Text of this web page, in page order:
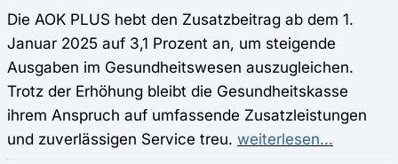
Die AOK PLUS hebt den Zusatzbeitrag ab dem 1.
Januar 2025 auf 3,1 Prozent an, um steigende
Ausgaben im Gesundheitswesen auszugleichen.
Trotz der Erhöhung bleibt die Gesundheitskasse
ihrem Anspruch auf umfassende Zusatzleistungen
und zuverlässigen Service treu. weiterlesen...